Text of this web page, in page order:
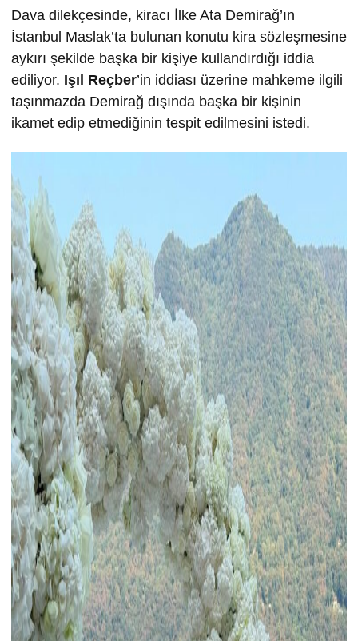
Dava dilekçesinde, kiracı İlke Ata Demirağ’ın
İstanbul Maslak’ta bulunan konutu kira sözleşmesine
aykırı şekilde başka bir kişiye kullandırdığı iddia
ediliyor. Işıl Reçber’in iddiası üzerine mahkeme ilgili
taşınmazda Demirağ dışında başka bir kişinin
ikamet edip etmediğinin tespit edilmesini istedi.